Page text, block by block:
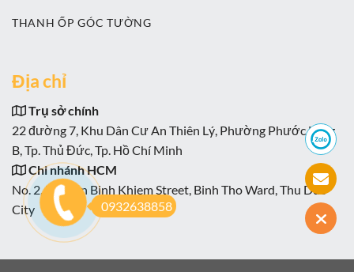
THANH ỐP GÓC TƯỜNG
Địa chỉ
Trụ sở chính
22 đường 7, Khu Dân Cư An Thiên Lý, Phường Phước Long
B, Tp. Thủ Đức, Tp. Hồ Chí Minh
Chi nhánh HCM
No. 2, Nguyen Binh Khiem Street, Binh Tho Ward, Thu Duc
City
0932638858